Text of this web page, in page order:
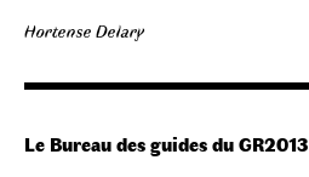
Hortense Delary
Le Bureau des guides du GR2013